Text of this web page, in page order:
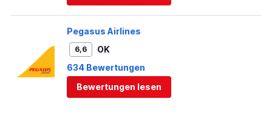
Pegasus Airlines
6,6
OK
634 Bewertungen
Bewertungen lesen